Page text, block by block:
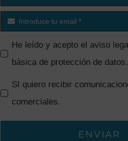
He leído y acepto el aviso
básica de protección de datos.
SI quiero recibir
comerciales.
ENVIAR